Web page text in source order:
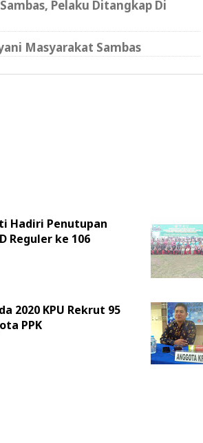
Pelaku Ditangkap Di
Masyarakat Sambas
Hadiri Penutupan
Reguler ke 106
2020 KPU Rekrut 95
PPK